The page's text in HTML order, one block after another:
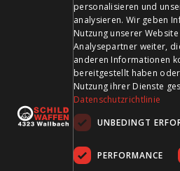
personalisieren und
analysieren. Wir geben
Nutzung unserer
Analysepartner weiter,
anderen Informationen
bereitgestellt haben
Nutzung ihrer Dienste
Datenschutzrichtlinie
UNBEDINGT
PERFORMANCE